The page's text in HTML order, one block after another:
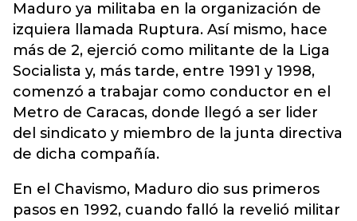
Maduro ya militaba en la organización de
izquiera llamada Ruptura. Así mismo, hace
más de 2, ejerció como militante de la Liga
Socialista y, más tarde, entre 1991 y 1998,
comenzó a trabajar como conductor en el
Metro de Caracas, donde llegó a ser lider
del sindicato y miembro de la junta directiva
de dicha compañía.
En el Chavismo, Maduro dio sus primeros
pasos en 1992, cuando falló la revelió militar